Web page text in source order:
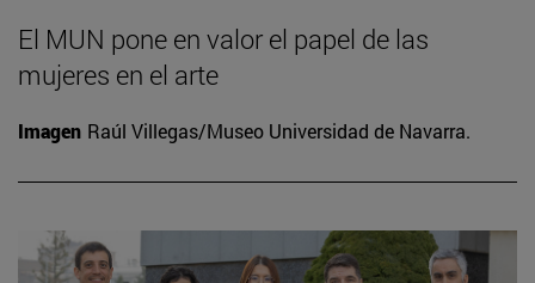
El MUN pone en valor el papel de las
mujeres en el arte
Imagen Raúl Villegas/Museo Universidad de Navarra.